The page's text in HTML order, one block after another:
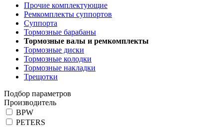
Прочие комплектующие
Ремкомплекты суппортов
Суппорта
Тормозные барабаны
Тормозные валы и ремкомплекты
Тормозные диски
Тормозные колодки
Тормозные накладки
Трещотки
Подбор параметров
Производитель
BPW
PETERS